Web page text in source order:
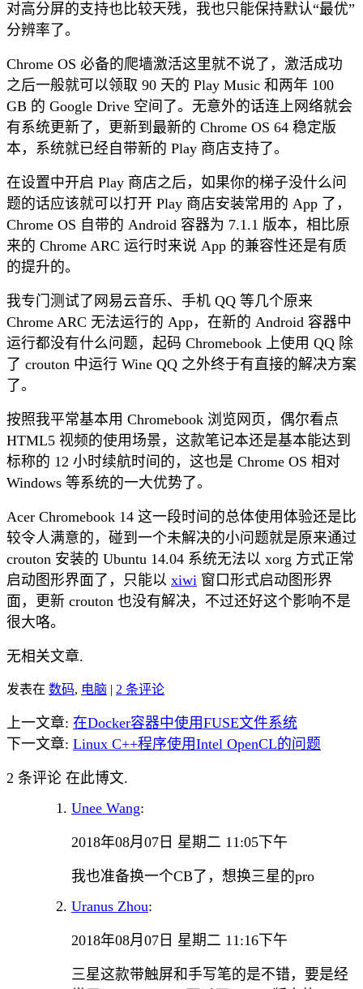
对高分屏的支持也比较天残，我也只能保持默认“最优”
分辨率了。
Chrome OS 必备的爬墙激活这里就不说了，激活成功
之后一般就可以领取 90 天的 Play Music 和两年 100
GB 的 Google Drive 空间了。无意外的话连上网络就会
有系统更新了，更新到最新的 Chrome OS 64 稳定版
本，系统就已经自带新的 Play 商店支持了。
在设置中开启 Play 商店之后，如果你的梯子没什么问
题的话应该就可以打开 Play 商店安装常用的 App 了，
Chrome OS 自带的 Android 容器为 7.1.1 版本，相比原
来的 Chrome ARC 运行时来说 App 的兼容性还是有质
的提升的。
我专门测试了网易云音乐、手机 QQ 等几个原来
Chrome ARC 无法运行的 App，在新的 Android 容器中
运行都没有什么问题，起码 Chromebook 上使用 QQ 除
了 crouton 中运行 Wine QQ 之外终于有直接的解决方案
了。
按照我平常基本用 Chromebook 浏览网页，偶尔看点
HTML5 视频的使用场景，这款笔记本还是基本能达到
标称的 12 小时续航时间的，这也是 Chrome OS 相对
Windows 等系统的一大优势了。
Acer Chromebook 14 这一段时间的总体使用体验还是比
较令人满意的，碰到一个未解决的小问题就是原来通过
crouton 安装的 Ubuntu 14.04 系统无法以 xorg 方式正常
启动图形界面了，只能以 xiwi 窗口形式启动图形界
面，更新 crouton 也没有解决，不过还好这个影响不是
很大咯。
无相关文章.
发表在 数码, 电脑 | 2 条评论
上一文章: 在Docker容器中使用FUSE文件系统
下一文章: Linux C++程序使用Intel OpenCL的问题
2 条评论 在此博文.
Unee Wang:
2018年08月07日 星期二 11:05下午
我也准备换一个CB了，想换三星的pro
Uranus Zhou:
2018年08月07日 星期二 11:16下午
三星这款带触屏和手写笔的是不错，要是经